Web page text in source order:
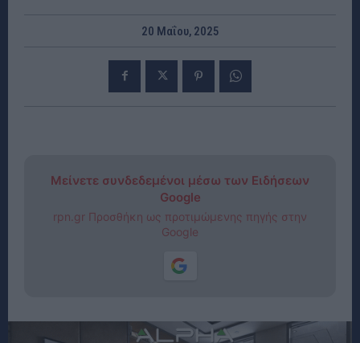
20 Μαΐου, 2025
Μείνετε συνδεδεμένοι μέσω των Ειδήσεων
Google
rpn.gr Προσθήκη ως προτιμώμενης πηγής στην
Google